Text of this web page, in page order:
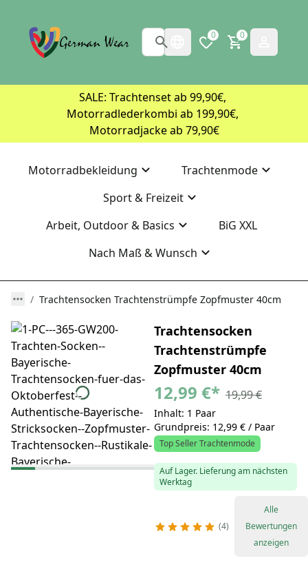
0 0
SALE: Trachtenset ab 99,90€,
Motorradlederkombi ab 199,90€,
Motorradjacke ab 79,90€
Motorradbekleidung
Trachtenmode
Sport & Freizeit
Arbeit, Outdoor & Basics
BiG XXL
Nach Maß & Wunsch
Trachtensocken Trachtenstrümpfe Zopfmuster 40cm
Trachtensocken
Trachtenstrümpfe
Zopfmuster 40cm
12,99 €* 19,99 €
Inhalt: 1 Paar
Grundpreis: 12,99 € / Paar
Top Seller Trachtenmode
Auf Lager. Lieferung am nächsten
Werktag
4
Alle
Bewertungen
anzeigen